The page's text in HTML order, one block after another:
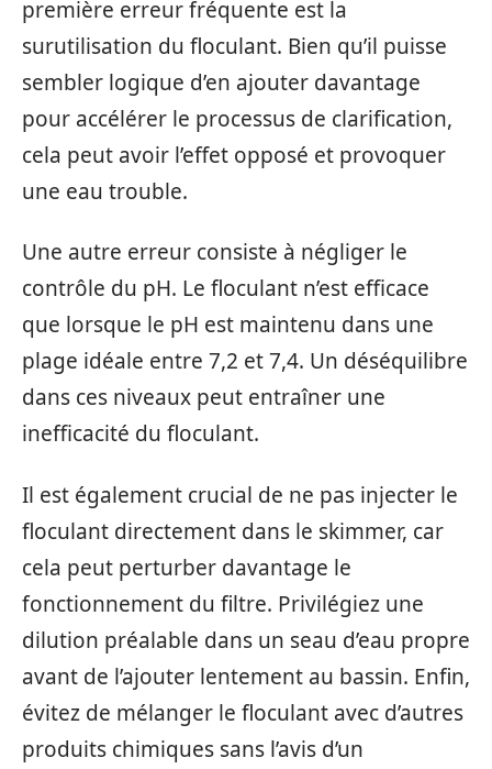
première erreur fréquente est la
surutilisation du floculant. Bien qu’il puisse
sembler logique d’en ajouter davantage
pour accélérer le processus de clarification,
cela peut avoir l’effet opposé et provoquer
une eau trouble.
Une autre erreur consiste à négliger le
contrôle du pH. Le floculant n’est efficace
que lorsque le pH est maintenu dans une
plage idéale entre 7,2 et 7,4. Un déséquilibre
dans ces niveaux peut entraîner une
inefficacité du floculant.
Il est également crucial de ne pas injecter le
floculant directement dans le skimmer, car
cela peut perturber davantage le
fonctionnement du filtre. Privilégiez une
dilution préalable dans un seau d’eau propre
avant de l’ajouter lentement au bassin. Enfin,
évitez de mélanger le floculant avec d’autres
produits chimiques sans l’avis d’un